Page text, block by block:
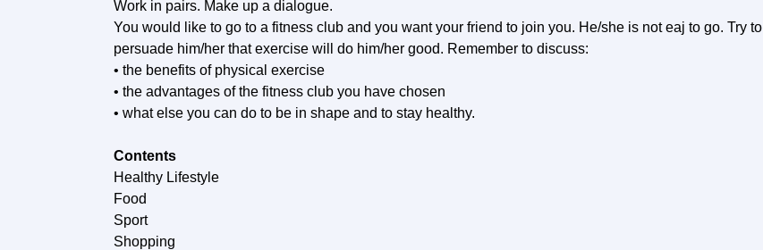
Work in pairs. Make up a dialogue.
You would like to go to a fitness club and you want your friend to join you. He/she is not eaj to go. Try to
persuade him/her that exercise will do him/her good. Remember to discuss:
• the benefits of physical exercise
• the advantages of the fitness club you have chosen
• what else you can do to be in shape and to stay healthy.
Contents
Healthy Lifestyle
Food
Sport
Shopping